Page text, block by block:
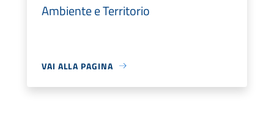
Ambiente e Territorio
VAI ALLA PAGINA